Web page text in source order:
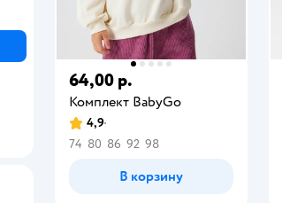
64,00 р.
Комплект BabyGo
4,9
74 80 86 92 98
В корзину